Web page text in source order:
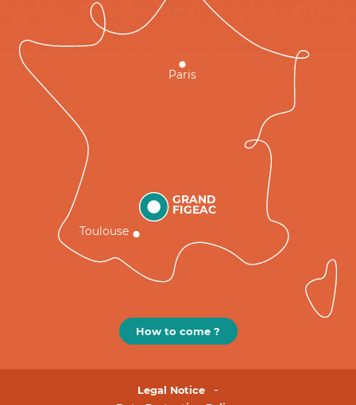
GRAND
FIGEAC
Toulouse
Paris
How to come ?
Legal Notice